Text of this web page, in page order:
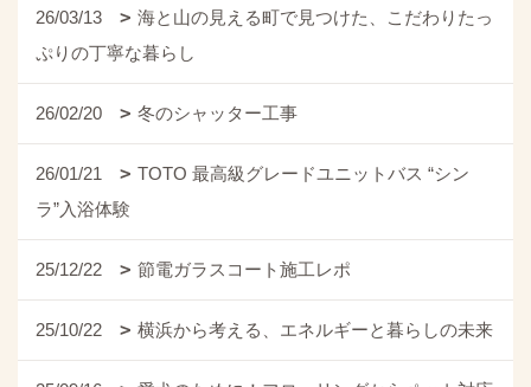
26/03/13
海と山の見える町で見つけた、こだわりたっ
ぷりの丁寧な暮らし
26/02/20 冬のシャッター工事
26/01/21
TOTO 最高級グレードユニットバス “シン
ラ”入浴体験
25/12/22 節電ガラスコート施工レポ
25/10/22 横浜から考える、エネルギーと暮らしの未来